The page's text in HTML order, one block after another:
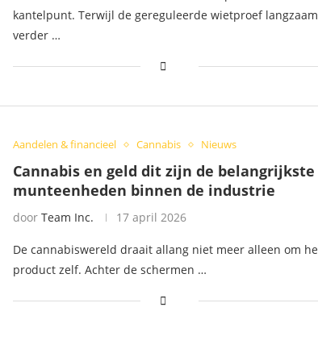
kantelpunt. Terwijl de gereguleerde wietproef langzaam
verder …
Aandelen & financieel Cannabis Nieuws
Cannabis en geld dit zijn de belangrijkste
munteenheden binnen de industrie
door Team Inc. 17 april 2026
De cannabiswereld draait allang niet meer alleen om
product zelf. Achter de schermen …